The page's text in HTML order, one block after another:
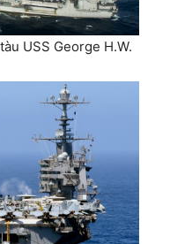
USS George H.W.